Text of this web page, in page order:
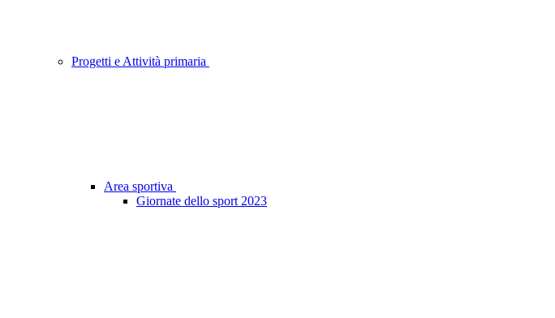
Progetti e Attività primaria
Area sportiva
Giornate dello sport 2023